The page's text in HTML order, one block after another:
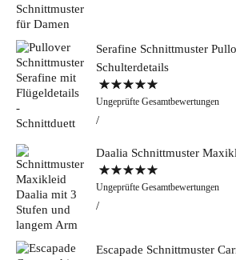
Serafine Schnittmuster
Schulterdetails
Bewertet mit
5.00von 5
Ungeprüfte Gesamtbewertungen
Daalia Schnittmuster
Bewertet mit
5.00von 5
Ungeprüfte Gesamtbewertungen
Escapade Schnittmuster